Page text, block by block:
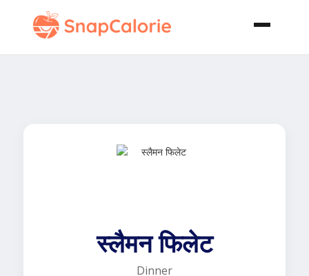
स्लैमन फिलेट
Dinner